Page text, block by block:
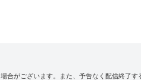
合がございます。また、予告なく配信終了す